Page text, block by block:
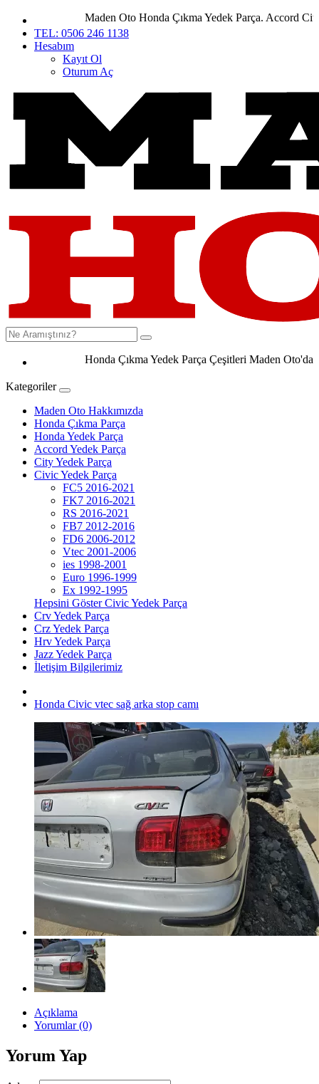
Maden Oto Honda Çıkma Yedek Parça. Accord City
TEL: 0506 246 1138
Hesabım
Kayıt Ol
Oturum Aç
Honda Çıkma Yedek Parça Çeşitleri Maden Oto'da
Kategoriler
Maden Oto Hakkımızda
Honda Çıkma Parça
Honda Yedek Parça
Accord Yedek Parça
City Yedek Parça
Civic Yedek Parça
FC5 2016-2021
FK7 2016-2021
RS 2016-2021
FB7 2012-2016
FD6 2006-2012
Vtec 2001-2006
ies 1998-2001
Euro 1996-1999
Ex 1992-1995
Hepsini Göster Civic Yedek Parça
Crv Yedek Parça
Crz Yedek Parça
Hrv Yedek Parça
Jazz Yedek Parça
İletişim Bilgilerimiz
Honda Civic vtec sağ arka stop camı
Açıklama
Yorumlar (0)
Yorum Yap